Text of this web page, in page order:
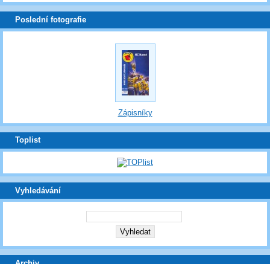
Poslední fotografie
Zápisníky
Toplist
Vyhledávání